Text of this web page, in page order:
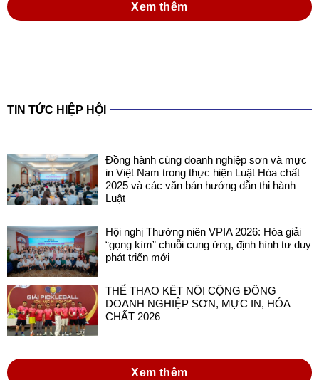
Xem thêm
TIN TỨC HIỆP HỘI
Đồng hành cùng doanh nghiệp sơn và mực
in Việt Nam trong thực hiện Luật Hóa chất
2025 và các văn bản hướng dẫn thi hành
Luật
Hội nghị Thường niên VPIA 2026: Hóa giải
“gọng kìm” chuỗi cung ứng, định hình tư duy
phát triển mới
THỂ THAO KẾT NỐI CỘNG ĐỒNG
DOANH NGHIỆP SƠN, MỰC IN, HÓA
CHẤT 2026
Xem thêm